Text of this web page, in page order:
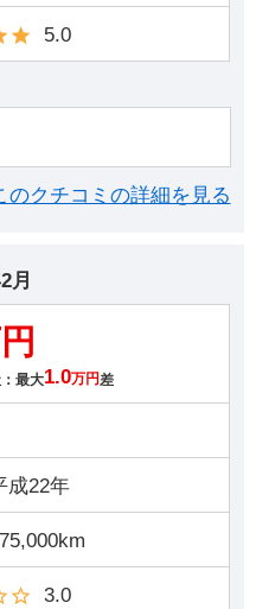
5.0
のクチコミの詳細を見る
月
最大1.0万円 差
成22年
3.0